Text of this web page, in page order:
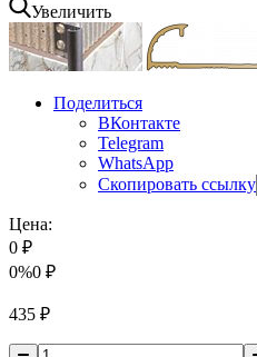
Увеличить
Поделиться
ВКонтакте
Telegram
WhatsApp
Скопировать ссылку
Цена:
0 ₽
0%0 ₽
435 ₽